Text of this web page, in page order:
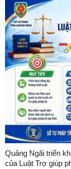
Quảng Ngãi triển
của Luật Trợ giúp